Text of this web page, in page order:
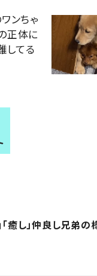
ンちゃ
正体に
してる
癒し」仲良し兄弟の